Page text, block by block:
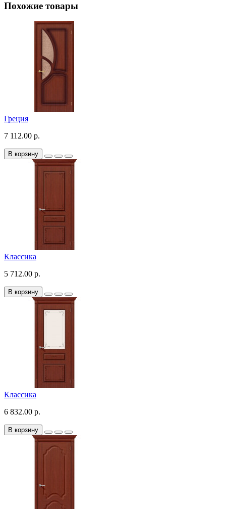
Похожие товары
Греция
7 112.00 р.
В корзину
Классика
5 712.00 р.
В корзину
Классика
6 832.00 р.
В корзину